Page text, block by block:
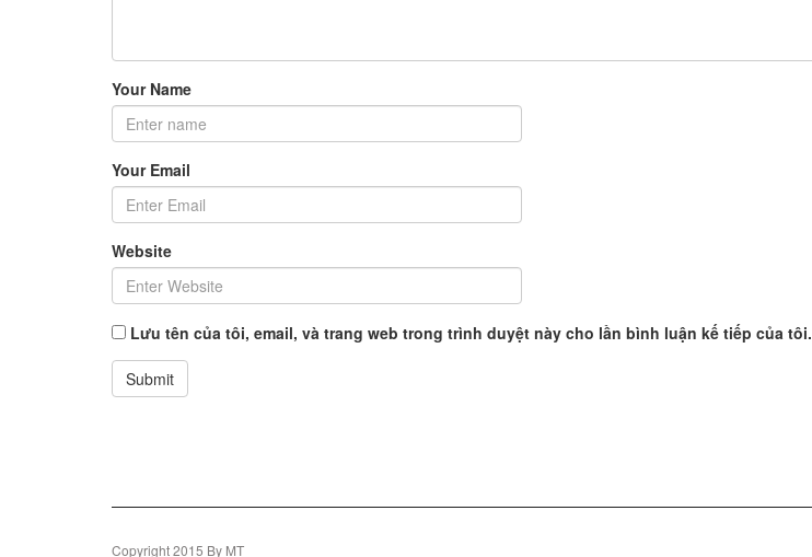
Your Name
Your Email
Website
Lưu tên của tôi, email, và trang web trong trình duyệt này cho lần bình luận kế tiếp của tôi.
Copyright 2015 By MT